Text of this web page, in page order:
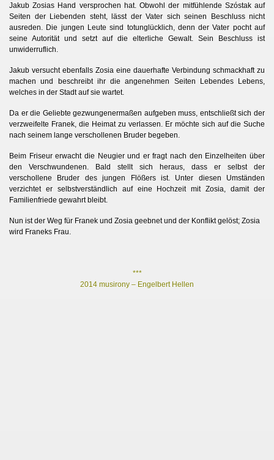
Jakub Zosias Hand versprochen hat. Obwohl der mitfühlende Szóstak auf
Seiten der Liebenden steht, lässt der Vater sich seinen Beschluss nicht
ausreden. Die jungen Leute sind totunglücklich, denn der Vater pocht auf
seine Autorität und setzt auf die elterliche Gewalt. Sein Beschluss ist
unwiderruflich.
Jakub versucht ebenfalls Zosia eine dauerhafte Verbindung schmackhaft zu
machen und beschreibt ihr die angenehmen Seiten Lebendes Lebens,
welches in der Stadt auf sie wartet.
Da er die Geliebte gezwungenermaßen aufgeben muss, entschließt sich der
verzweifelte Franek, die Heimat zu verlassen. Er möchte sich auf die Suche
nach seinem lange verschollenen Bruder begeben.
Beim Friseur erwacht die Neugier und er fragt nach den Einzelheiten über
den Verschwundenen. Bald stellt sich heraus, dass er selbst der
verschollene Bruder des jungen Flößers ist. Unter diesen Umständen
verzichtet er selbstverständlich auf eine Hochzeit mit Zosia, damit der
Familienfriede gewahrt bleibt.
Nun ist der Weg für Franek und Zosia geebnet und der Konflikt gelöst; Zosia
wird Franeks Frau.
***
2014 musirony – Engelbert Hellen